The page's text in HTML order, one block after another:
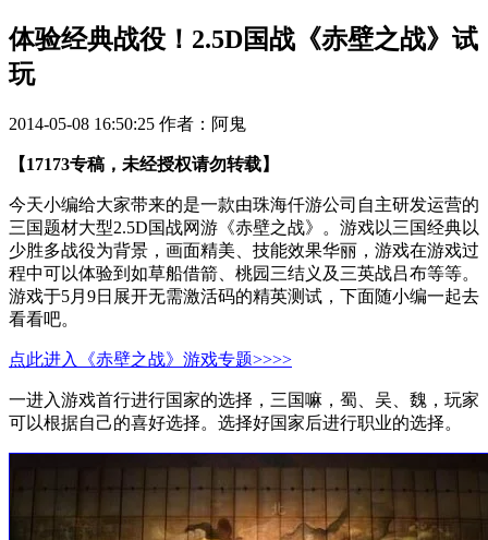
体验经典战役！2.5D国战《赤壁之战》试
玩
2014-05-08 16:50:25 作者：阿鬼
【17173专稿，未经授权请勿转载】
今天小编给大家带来的是一款由珠海仟游公司自主研发运营的
三国题材大型2.5D国战网游《赤壁之战》。游戏以三国经典以
少胜多战役为背景，画面精美、技能效果华丽，游戏在游戏过
程中可以体验到如草船借箭、桃园三结义及三英战吕布等等。
游戏于5月9日展开无需激活码的精英测试，下面随小编一起去
看看吧。
点此进入《赤壁之战》游戏专题>>>>
一进入游戏首行进行国家的选择，三国嘛，蜀、吴、魏，玩家
可以根据自己的喜好选择。选择好国家后进行职业的选择。